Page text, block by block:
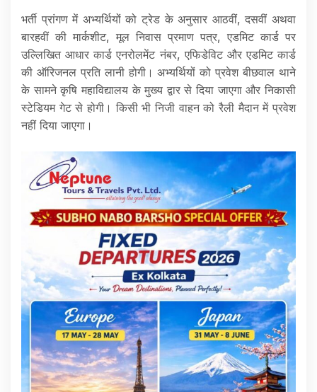
भर्ती प्रांगण में अभ्यर्थियों को ट्रेड के अनुसार आठवीं, दसवीं अथवा
बारहवीं की मार्कशीट, मूल निवास प्रमाण पत्र, एडमिट कार्ड पर
उल्लिखित आधार कार्ड एनरोलमेंट नंबर, एफिडेविट और एडमिट कार्ड
की ऑरिजनल प्रति लानी होगी। अभ्यर्थियों को प्रवेश बीछवाल थाने
के सामने कृषि महाविद्यालय के मुख्य द्वार से दिया जाएगा और निकासी
स्टेडियम गेट से होगी। किसी भी निजी वाहन को रैली मैदान में प्रवेश
नहीं दिया जाएगा।